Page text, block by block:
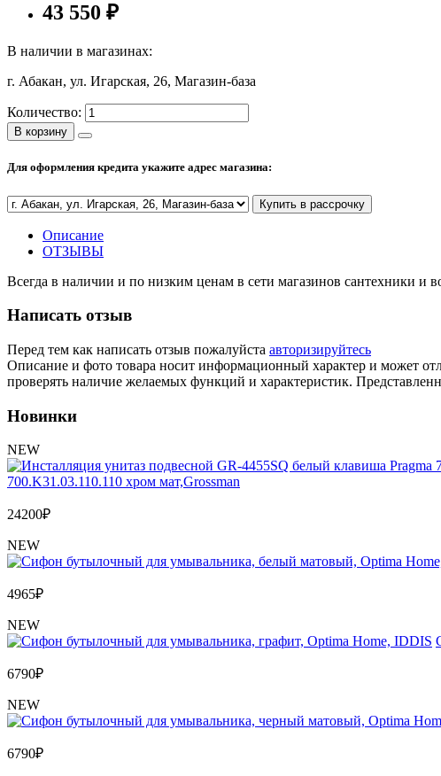
43 550 ₽
В наличии в магазинах:
г. Абакан, ул. Игарская, 26, Магазин-база
Количество:
В корзину
Для оформления кредита укажите адрес магазина:
Купить в рассрочку
Описание
ОТЗЫВЫ
Всегда в наличии и по низким ценам в сети магазинов сантехники и
Написать отзыв
Перед тем как написать отзыв пожалуйста авторизируйтесь
Описание и фото товара носит информационный характер и может
проверять наличие желаемых функций и характеристик.
Новинки
NEW
700.K31.03.110.110 хром мат,Grossman
24200₽
NEW
4965₽
NEW
6790₽
NEW
6790₽